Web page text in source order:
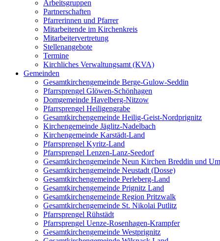
Arbeitsgruppen
Partnerschaften
Pfarrerinnen und Pfarrer
Mitarbeitende im Kirchenkreis
Mitarbeitervertretung
Stellenangebote
Termine
Kirchliches Verwaltungsamt (KVA)
Gemeinden
Gesamtkirchengemeinde Berge-Gulow-Seddin
Pfarrsprengel Glöwen-Schönhagen
Domgemeinde Havelberg-Nitzow
Pfarrsprengel Heiligengrabe
Gesamtkirchengemeinde Heilig-Geist-Nordprignitz
Kirchengemeinde Jäglitz-Nadelbach
Kirchengemeinde Karstädt-Land
Pfarrsprengel Kyritz-Land
Pfarrsprengel Lenzen-Lanz-Seedorf
Gesamtkirchengemeinde Neun Kirchen Breddin und
Gesamtkirchengemeinde Neustadt (Dosse)
Gesamtkirchengemeinde Perleberg-Land
Gesamtkirchengemeinde Prignitz Land
Gesamtkirchengemeinde Region Pritzwalk
Gesamtkirchengemeinde St. Nikolai Putlitz
Pfarrsprengel Rühstädt
Pfarrsprengel Uenze-Rosenhagen-Krampfer
Gesamtkirchengemeinde Westprignitz